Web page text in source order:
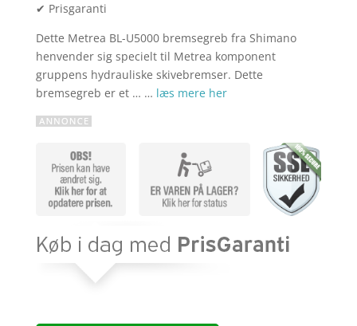
✔ Prisgaranti
Dette Metrea BL-U5000 bremsegreb fra Shimano
henvender sig specielt til Metrea komponent
gruppens hydrauliske skivebremser. Dette
bremsegreb er et … … læs mere her